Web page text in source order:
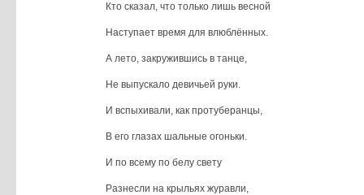
Кто сказал, что только лишь весной
Наступает время для влюблённых.
А лето, закружившись в танце,
Не выпускало девичьей руки.
И вспыхивали, как протуберанцы,
В его глазах шальные огоньки.
И по всему по белу свету
Разнесли на крыльях журавли,